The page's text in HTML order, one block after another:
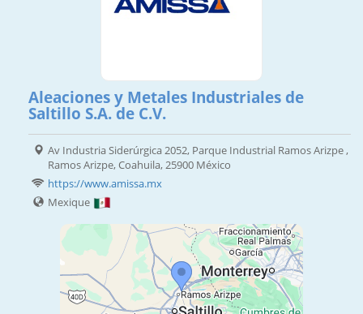
Aleaciones y Metales Industriales de
Saltillo S.A. de C.V.
Av Industria Siderúrgica 2052, Parque Industrial Ramos Arizpe ,
Ramos Arizpe, Coahuila, 25900 México
https://www.amissa.mx
Mexique